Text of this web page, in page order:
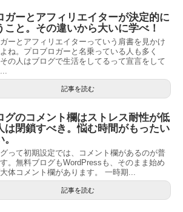
ガーとアフィリエイターが決定的に
こと。その違いから大いに学べ！
ーとアフィリエイターっていう肩書を見かけ
ね。プロブロガーと名乗っている人も多く
の人はブログで生活をしてるって宣言をして
記事を読む
グのコメント欄はストレス耐性が低
は閉鎖すべき。悩む時間がもったい
って初期設定では、コメント欄があるのが普
。無料ブログもWordPressも、そのまま始め
体コメント欄があります。 一時期...
記事を読む